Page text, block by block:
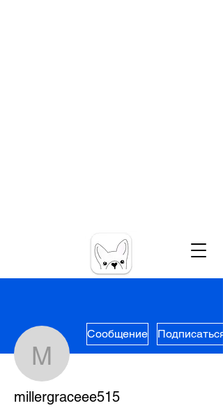
millergraceee515
Сообщение Подписаться
millergraceee515